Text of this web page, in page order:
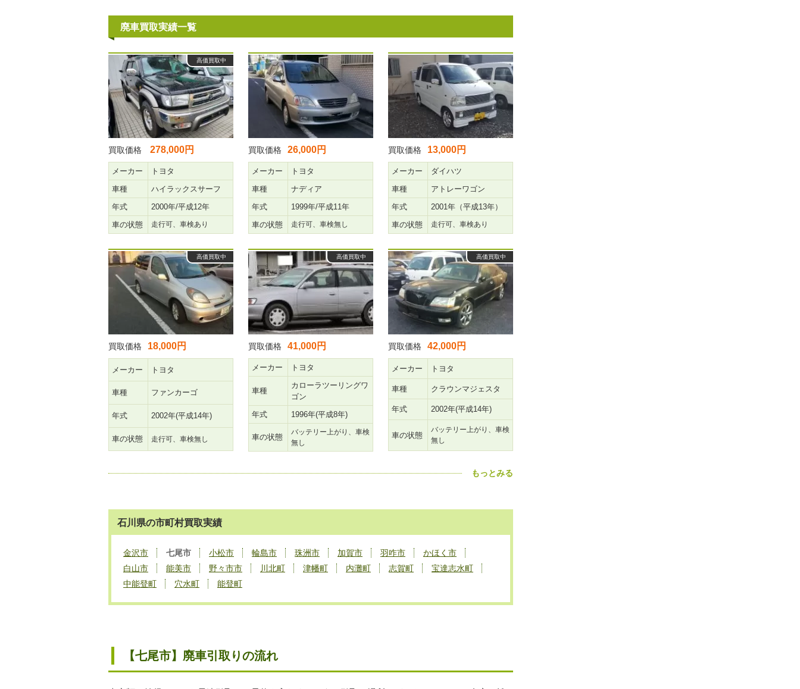
廃車買取実績一覧
高価買取中
買取価格 278,000円
メーカー
トヨタ
車種
ハイラックスサーフ
年式
2000年/平成12年
車の状態
走行可、車検あり
買取価格 26,000円
メーカー
トヨタ
車種
ナディア
年式
1999年/平成11年
車の状態
走行可、車検無し
買取価格 13,000円
メーカー
ダイハツ
車種
アトレーワゴン
年式
2001年（平成13年）
車の状態
走行可、車検あり
高価買取中
買取価格 18,000円
メーカー トヨタ
車種 ファンカーゴ
年式 2002年(平成14年)
車の状態 走行可、車検無し
高価買取中
買取価格 41,000円
メーカー トヨタ
車種
カローラツーリングワ
ゴン
年式
1996年(平成8年)
車の状態
バッテリー上がり、車検
無し
高価買取中
買取価格 42,000円
メーカー トヨタ
車種 クラウンマジェスタ
年式 2002年(平成14年)
車の状態
バッテリー上がり、車検
無し
もっとみる
石川県の市町村買取実績
金沢市 七尾市 小松市 輪島市 珠洲市 加賀市 羽咋市
かほく市
白山市
能美市 野々市市 川北町 津幡町 内灘町 志賀町
宝達志水町
中能登町
穴水町 能登町
【七尾市】廃車引取りの流れ